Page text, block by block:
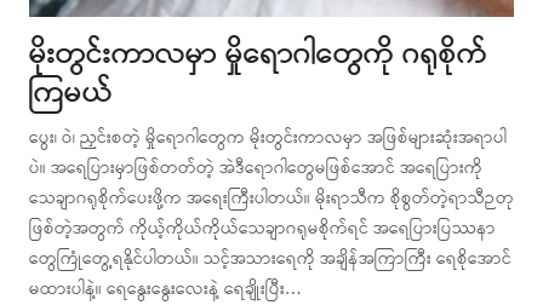
မိုးတွင်းကာလမှာ မှိုရောဂါတွေကို ဂရုစိုက်
ကြမယ်
ပွေး၊ ဝဲ၊ ညှင်းစတဲ့ မှိုရောဂါတွေက မိုးတွင်းကာလမှာ အဖြစ်များဆုံးအရာပါ
ပဲ။ အရေပြားမှာဖြစ်တတ်တဲ့ အဲဒီရောဂါတွေမဖြစ်အောင် အရေပြားကို
သေချာဂရုစိုက်ပေးဖို့က အရေးကြီးပါတယ်။ မိုးရာသီက စိုစွတ်တဲ့ရာသီဉတု
ဖြစ်တဲ့အတွက် ကိုယ့်ကိုယ်ကိုယ်သေချာဂရုမစိုက်ရင် အရေပြားပြဿနာ
တွေကြုံတွေ့ရနိုင်ပါတယ်။ သင့်အသားရေကို အချိန်အကြာကြီး ရေစိုအောင်
မထားပါနဲ့။ ရေနွေး‌နွေးလေးနဲ့ ရေချိုးပြီး…